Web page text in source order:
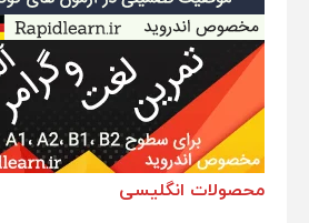
محصولات انگلیسی